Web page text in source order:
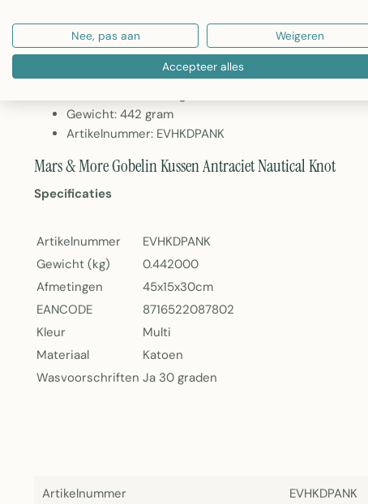
Afmetingen: 30x45cm
Materiaal: 100% katoen gobelin
Kleur: Antraciet met nautisch patroon
Gewicht: 442 gram
Artikelnummer: EVHKDPANK
Mars & More Gobelin Kussen Antraciet Nautical Knot
Specificaties
Artikelnummer
EVHKDPANK
Gewicht (kg)
0.442000
Afmetingen
45x15x30cm
EANCODE
8716522087802
Kleur
Multi
Materiaal
Katoen
Wasvoorschriften Ja 30 graden
Artikelnummer EVHKDPANK
Nee, pas aan Weigeren
Accepteer alles